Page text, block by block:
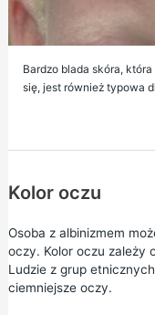
Bardzo blada skóra,
się, jest również typowa
Kolor oczu
Osoba z albinizmem
oczy. Kolor oczu zależy
Ludzie z grup
ciemniejsze oczy.